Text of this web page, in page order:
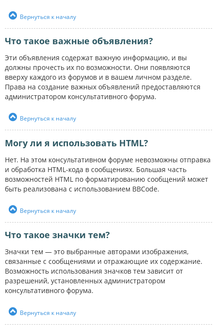
Вернуться к началу
Что такое важные объявления?
Эти объявления содержат важную информацию, и вы
должны прочесть их по возможности. Они появляются
вверху каждого из форумов и в вашем личном разделе.
Права на создание важных объявлений предоставляются
администратором консультативного форума.
Вернуться к началу
Могу ли я использовать HTML?
Нет. На этом консультативном форуме невозможны отправка
и обработка HTML-кода в сообщениях. Большая часть
возможностей HTML по форматированию сообщений может
быть реализована с использованием BBCode.
Вернуться к началу
Что такое значки тем?
Значки тем — это выбранные авторами изображения,
связанные с сообщениями и отражающие их содержание.
Возможность использования значков тем зависит от
разрешений, установленных администратором
консультативного форума.
Вернуться к началу